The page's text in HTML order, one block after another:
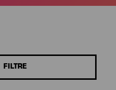
FILTRE